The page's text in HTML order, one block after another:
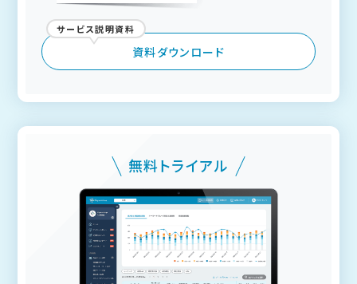
資料ダウンロード
サービス説明資料
無料トライアル